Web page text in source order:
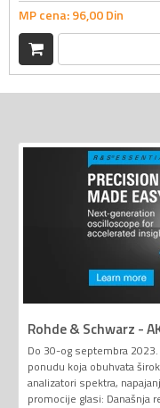
MP cena:96,00Din
Rohde & Schwarz -
Do 30-og septembra
ponudu koja obuhvata
analizatori spektra,
promocije glasi: Današnja